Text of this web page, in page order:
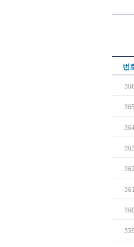
번
366
365
363
362
361
360
359